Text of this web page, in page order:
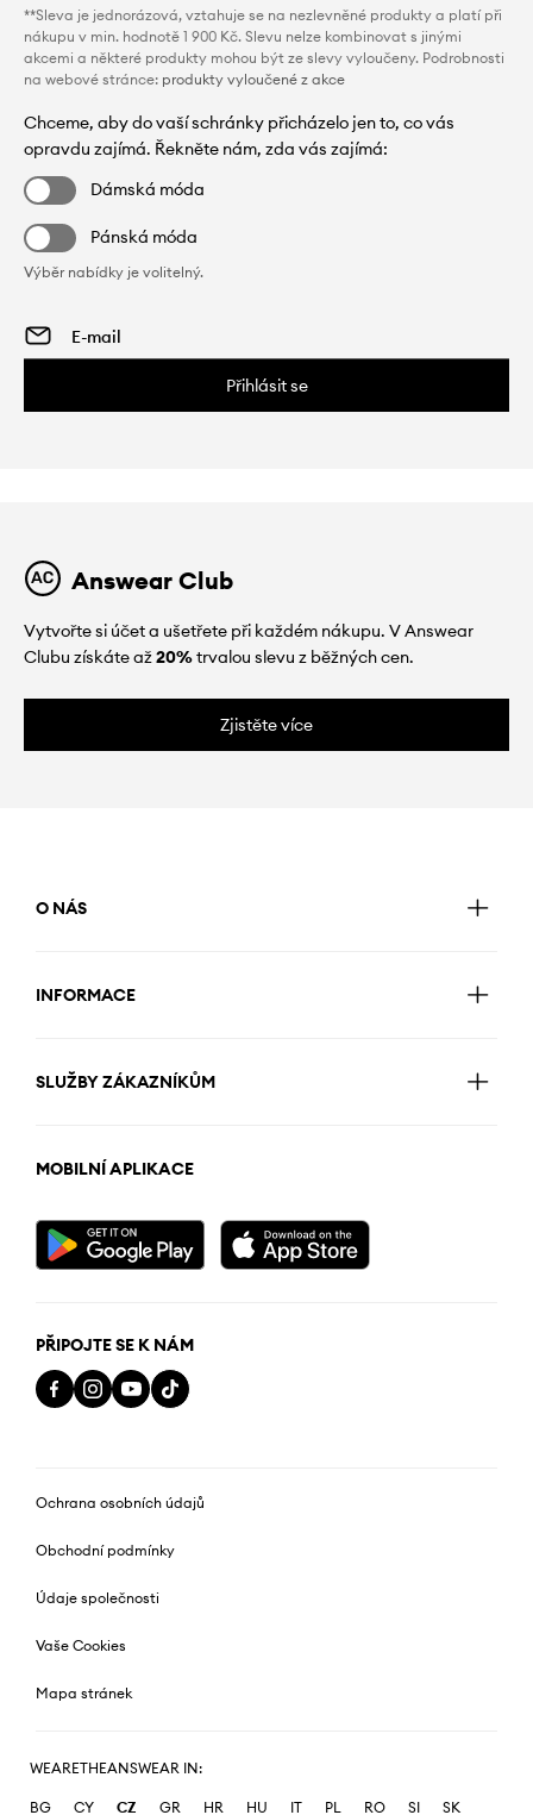
**Sleva je jednorázová, vztahuje se na nezlevněné produkty a platí při
nákupu v min. hodnotě 1 900 Kč. Slevu nelze kombinovat s jinými
akcemi a některé produkty mohou být ze slevy vyloučeny. Podrobnosti
na webové stránce: produkty vyloučené z akce
Chceme, aby do vaší schránky přicházelo jen to, co vás
opravdu zajímá. Řekněte nám, zda vás zajímá:
Dámská móda
Pánská móda
Výběr nabídky je volitelný.
Přihlásit se
Answear Club
Vytvořte si účet a ušetřete při každém nákupu. V Answear
Clubu získáte až20%trvalou slevu z běžných cen.
Zjistěte více
O NÁS
INFORMACE
SLUŽBY ZÁKAZNÍKŮM
MOBILNÍ APLIKACE
PŘIPOJTE SE K NÁM
Ochrana osobních údajů
Obchodní podmínky
Údaje společnosti
Vaše Cookies
Mapa stránek
WEARETHEANSWEAR IN:
BG CY CZ GR HR HU IT PL RO SI SK